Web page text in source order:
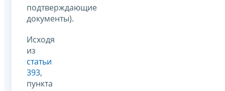
подтверждающие
документы).
Исходя
из
статьи
393,
пункта